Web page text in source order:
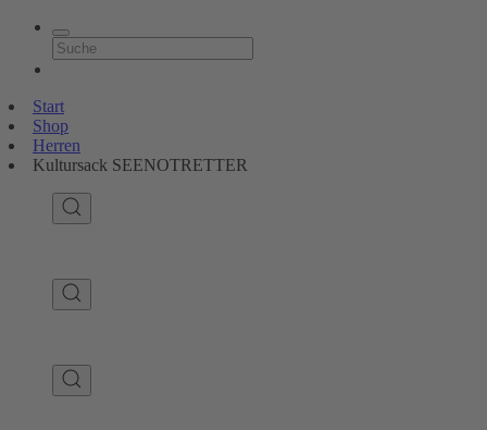
Start
Shop
Herren
Kultursack SEENOTRETTER